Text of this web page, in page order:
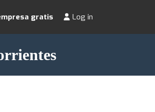
gratis Log in